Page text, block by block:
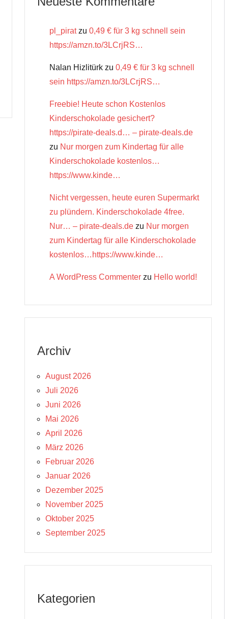
pl_piratzu 0,49 € für 3 kg schnell sein
https://amzn.to/3LCrjRS…
Nalan Hizlitürk zu 0,49 € für 3 kg schnell
sein https://amzn.to/3LCrjRS…
Freebie! Heute schon Kostenlos
Kinderschokolade gesichert?
https://pirate-deals.d… – pirate-deals.de
zu Nur morgen zum Kindertag für alle
Kinderschokolade kostenlos…
https://www.kinde…
Nicht vergessen, heute euren Supermarkt
zu plündern. Kinderschokolade 4free.
Nur… – pirate-deals.de zu Nur morgen
zum Kindertag für alle Kinderschokolade
kostenlos…https://www.kinde…
A WordPress Commenter zu Hello world!
Archiv
August 2026
Juli 2026
Juni 2026
Mai 2026
April 2026
März 2026
Februar 2026
Januar 2026
Dezember 2025
November 2025
Oktober 2025
September 2025
Kategorien